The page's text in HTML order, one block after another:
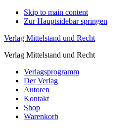
Skip to main content
Zur Hauptsidebar springen
Verlag Mittelstand und Recht
Verlag Mittelstand und Recht
Verlagsprogramm
Der Verlag
Autoren
Kontakt
Shop
Warenkorb